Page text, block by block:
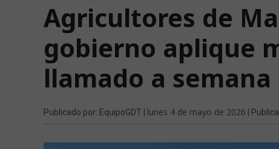
Agricultores de
gobierno aplique
llamado a
Publicado por: EquipoGDT | lunes 4 de mayo de 2026 |